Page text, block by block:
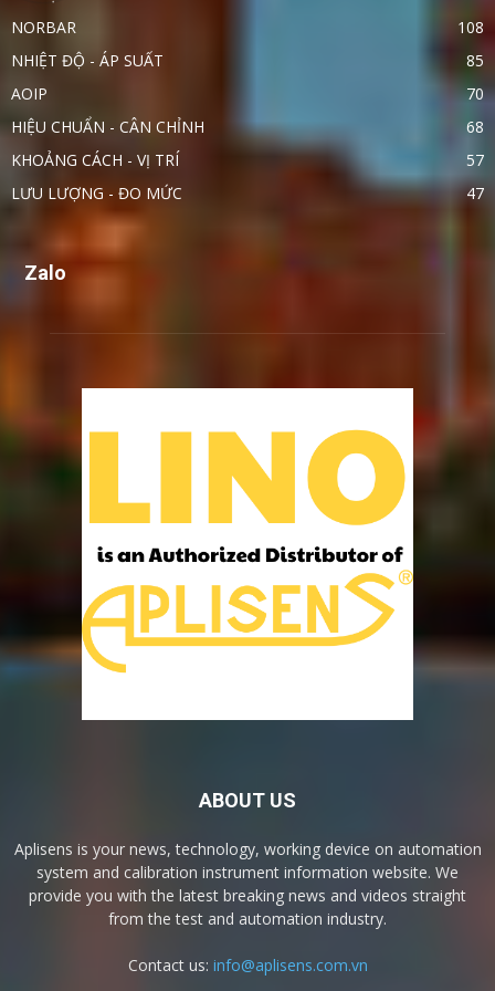
NORBAR
108
NHIỆT ĐỘ - ÁP SUẤT
85
AOIP
70
HIỆU CHUẨN - CÂN CHỈNH
68
KHOẢNG CÁCH - VỊ TRÍ
57
LƯU LƯỢNG - ĐO MỨC
47
Zalo
ABOUT US
Aplisens is your news, technology, working device on automation
system and calibration instrument information website. We
provide you with the latest breaking news and videos straight
from the test and automation industry.
Contact us: info@aplisens.com.vn